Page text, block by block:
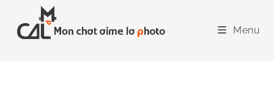
content
Menu